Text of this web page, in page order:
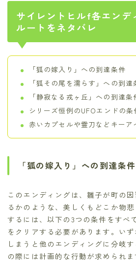
サイレントヒルf各エンデ
ルートをネタバレ
「狐の嫁入り」への到達条件
「狐その尾を濡らす」への到達
「静寂なる戎ヶ丘」への到達条
シリーズ恒例のUFOエンドの条
赤いカプセルや霊刀などキーア
「狐の嫁入り」への到達条件
このエンディングは、雛子が町の
るかのような、美しくもどこか物
するには、以下の3つの条件をすべ
をクリアする必要があります。い
しまうと他のエンディングに分岐
の際には計画的な行動が求められま